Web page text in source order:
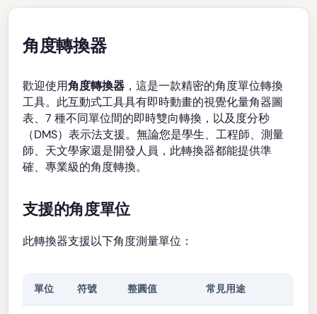
角度轉換器
歡迎使用角度轉換器 ，這是一款精密的角度單位轉換
工具。此互動式工具具有即時動畫的視覺化量角器圖
表、7 種不同單位間的即時雙向轉換，以及度分秒
（DMS）表示法支援。無論您是學生、工程師、測量
師、天文學家還是開發人員，此轉換器都能提供準
確、專業級的角度轉換。
支援的角度單位
此轉換器支援以下角度測量單位：
單位 符號 整圓值 常見用途